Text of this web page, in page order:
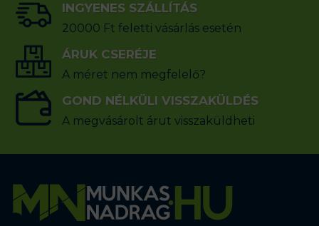
INGYENES SZÁLLÍTÁS
20000 Ft feletti vásárlás esetén
ÁRUK CSERÉJE
A méret nem megfelelő?
GOND NÉLKÜLI VISSZAKÜLDÉS
A megvásárolt árut visszaküldheti